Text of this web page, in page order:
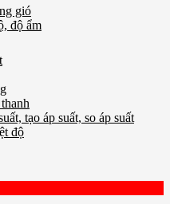
gió
độ ẩm
tạo áp suất, so áp suất
độ